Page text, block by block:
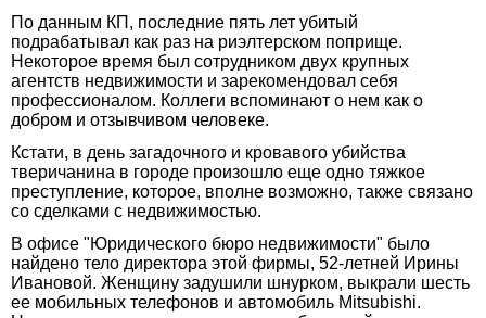
По данным КП, последние пять лет убитый
подрабатывал как раз на риэлтерском поприще.
Некоторое время был сотрудником двух крупных
агентств недвижимости и зарекомендовал себя
профессионалом. Коллеги вспоминают о нем как о
добром и отзывчивом человеке.
Кстати, в день загадочного и кровавого убийства
тверичанина в городе произошло еще одно тяжкое
преступление, которое, вполне возможно, также связано
со сделками с недвижимостью.
В офисе "Юридического бюро недвижимости" было
найдено тело директора этой фирмы, 52-летней Ирины
Ивановой. Женщину задушили шнурком, выкрали шесть
ее мобильных телефонов и автомобиль Mitsubishi.